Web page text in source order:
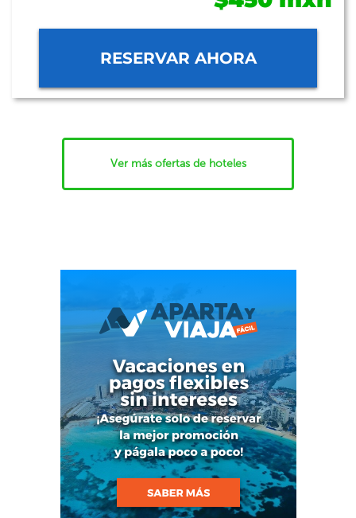
RESERVAR AHORA
Ver más ofertas de hoteles